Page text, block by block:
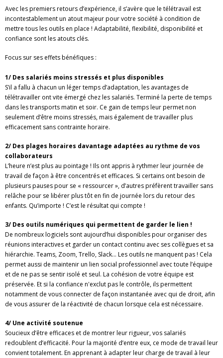
Avec les premiers retours d’expérience, il s’avère que le télétravail est
incontestablement un atout majeur pour votre société à condition de
mettre tous les outils en place ! Adaptabilité, flexibilité, disponibilité et
confiance sont les atouts clés.
Focus sur ses effets bénéfiques :
1/ Des salariés moins stressés et plus disponibles
S’il a fallu à chacun un léger temps d’adaptation, les avantages de
télétravailler ont vite émergé chez les salariés. Terminé la perte de temps
dans les transports matin et soir. Ce gain de temps leur permet non
seulement d’être moins stressés, mais également de travailler plus
efficacement sans contrainte horaire.
2/ Des plages horaires davantage adaptées au rythme de vos
collaborateurs
L’heure n’est plus au pointage ! Ils ont appris à rythmer leur journée de
travail de façon à être concentrés et efficaces. Si certains ont besoin de
plusieurs pauses pour se « ressourcer », d’autres préfèrent travailler sans
relâche pour se libérer plus tôt en fin de journée lors du retour des
enfants. Qu’importe ! C’est le résultat qui compte !
3/ Des outils numériques qui permettent de garder le lien !
De nombreux logiciels sont aujourd’hui disponibles pour organiser des
réunions interactives et garder un contact continu avec ses collègues et sa
hiérarchie. Teams, Zoom, Trello, Slack… Les outils ne manquent pas ! Cela
permet aussi de maintenir un lien social professionnel avec toute l’équipe
et de ne pas se sentir isolé et seul. La cohésion de votre équipe est
préservée. Et si la confiance n'exclut pas le contrôle, ils permettent
notamment de vous connecter de façon instantanée avec qui de droit, afin
de vous assurer de la réactivité de chacun lorsque cela est nécessaire.
4/ Une activité soutenue
Soucieux d’être efficaces et de montrer leur rigueur, vos salariés
redoublent d’efficacité. Pour la majorité d’entre eux, ce mode de travail leur
convient totalement. En apprenant à adapter leur charge de travail à leur